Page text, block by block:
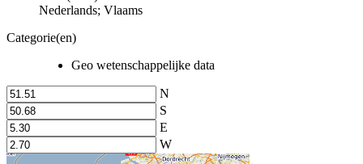
Nederlands; Vlaams
Categorie(en)
Geo wetenschappelijke data
N
S
E
W